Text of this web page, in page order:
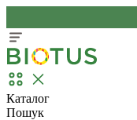
Каталог
Пошук